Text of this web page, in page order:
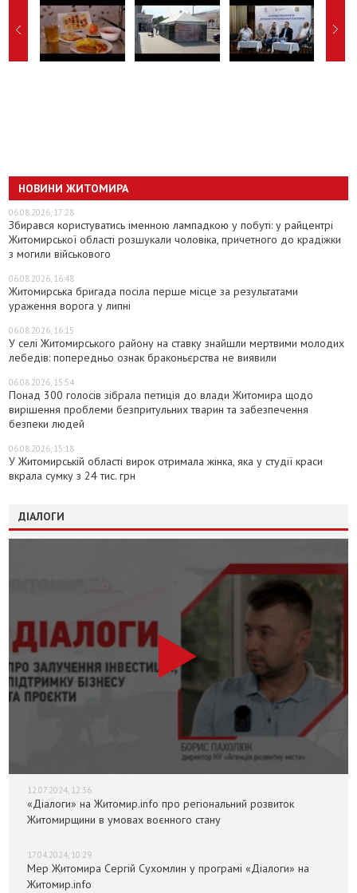
НОВИНИ ЖИТОМИРА
06.08.2026, 17:28
Збирався користуватись іменною лампадкою у побуті: у райцентрі
Житомирської області розшукали чоловіка, причетного до крадіжки
з могили військового
06.08.2026, 16:48
Житомирська бригада посіла перше місце за результатами
ураження ворога у липні
06.08.2026, 16:15
У селі Житомирського району на ставку знайшли мертвими молодих
лебедів: попередньо ознак браконьєрства не виявили
06.08.2026, 15:54
Понад 300 голосів зібрала петиція до влади Житомира щодо
вирішення проблеми безпритульних тварин та забезпечення
безпеки людей
06.08.2026, 15:18
У Житомирській області вирок отримала жінка, яка у студії краси
вкрала сумку з 24 тис. грн
ДІАЛОГИ
12.07.2024, 12:36
«Діалоги» на Житомир.info про регіональний розвиток
Житомирщини в умовах воєнного стану
17.04.2024, 10:29
Мер Житомира Сергій Сухомлин у програмі «Діалоги» на
Житомир.info